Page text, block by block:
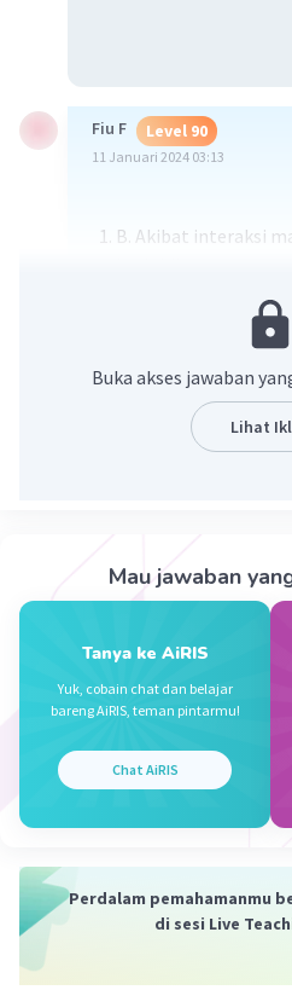
Fiu F Level 90
11 Januari 2024 03:13
B. Akibat interaksi
·0.0(0)
Iklan
ide pokok pada
b. akibat interaksi
semoga
Beri Rating·0.0(0)
Buka akses jawaban
Lihat
Mau jawaban
Tanya ke AiRIS
Yuk, cobain chat dan belajar
bareng AiRIS, teman pintarmu!
Chat AiRIS
Perdalam pemahamanmu
di sesi Live